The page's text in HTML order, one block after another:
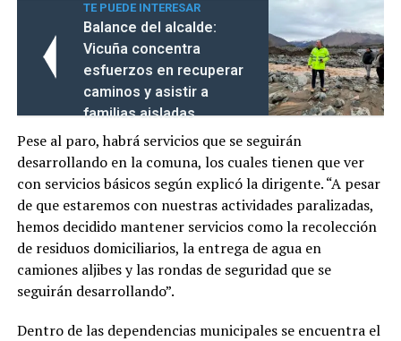
TE PUEDE INTERESAR
Balance del alcalde:
Vicuña concentra
esfuerzos en recuperar
caminos y asistir a
familias aisladas
Pese al paro, habrá servicios que se seguirán
desarrollando en la comuna, los cuales tienen que ver
con servicios básicos según explicó la dirigente. “A pesar
de que estaremos con nuestras actividades paralizadas,
hemos decidido mantener servicios como la recolección
de residuos domiciliarios, la entrega de agua en
camiones aljibes y las rondas de seguridad que se
seguirán desarrollando”.
Dentro de las dependencias municipales se encuentra el